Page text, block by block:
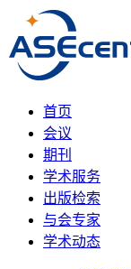
首页
会议
期刊
学术服务
出版检索
与会专家
学术动态